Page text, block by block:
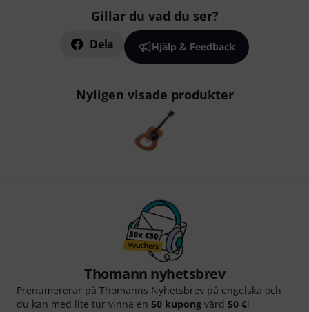
Gillar du vad du ser?
Dela Hjälp & Feedback
Nyligen visade produkter
Thomann nyhetsbrev
Prenumererar på Thomanns Nyhetsbrev på engelska och
du kan med lite tur vinna en 50 kupong värd 50 €!